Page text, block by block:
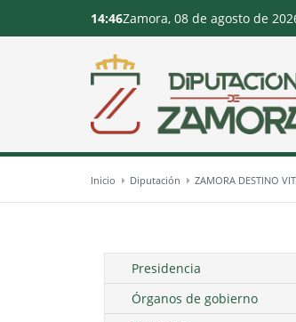
14:46Zamora, 08 de agosto de
Inicio Diputación ZAMORA DESTINO
Presidencia
Órganos de gobierno